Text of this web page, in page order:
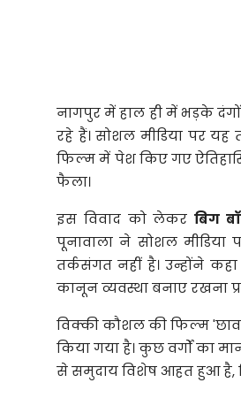
नागपुर में हाल ही में भड़के
रहे हैं। सोशल मीडिया पर यह
फिल्म में पेश किए गए
फैला।
इस विवाद को लेकरबिग
पूनावाला ने सोशल मीडिया
तर्कसंगत नहीं है। उन्होंने
कानून व्यवस्था बनाए रखना
विक्की कौशल की फिल्म
किया गया है। कुछ वर्गों का
से समुदाय विशेष आहत हुआ है,